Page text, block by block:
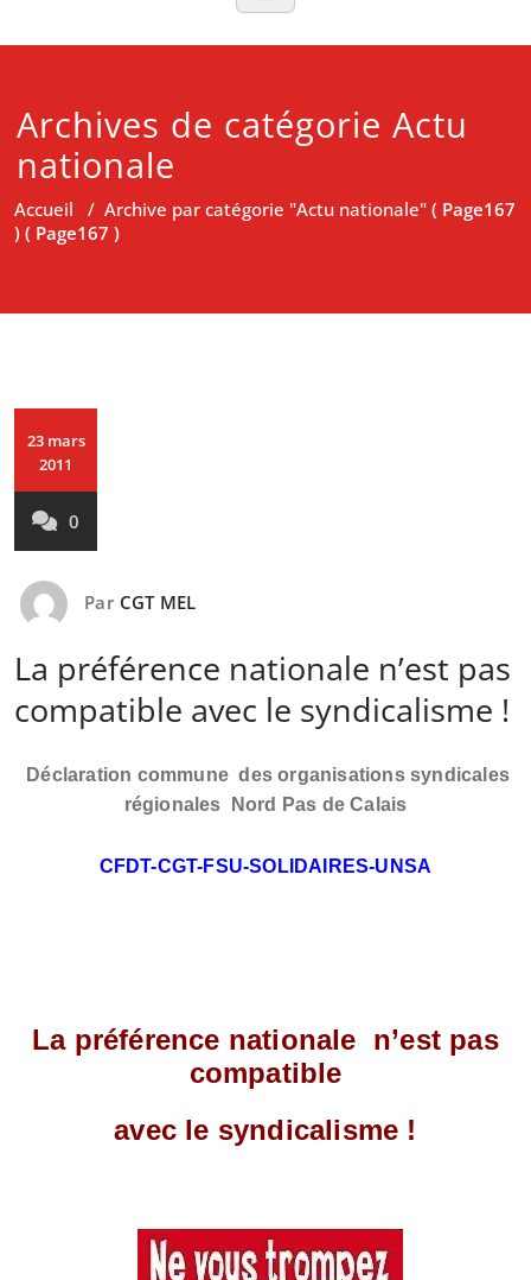
Archives de catégorie Actu
nationale
Accueil / Archive par catégorie "Actu nationale" ( Page167
) ( Page167 )
23 mars
2011
0
Par CGT MEL
La préférence nationale n’est pas
compatible avec le syndicalisme !
Déclaration commune des organisations syndicales
régionales Nord Pas de Calais
CFDT-CGT-FSU-SOLIDAIRES-UNSA
La préférence nationale n’est pas
compatible
avec le syndicalisme !